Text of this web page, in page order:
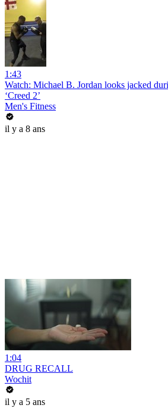
1:43
Watch: Michael B. Jordan looks jacked
‘Creed 2’
Men's Fitness
il y a 8 ans
1:04
DRUG RECALL
Wochit
il y a 5 ans